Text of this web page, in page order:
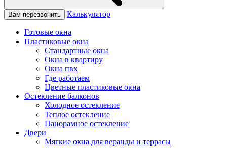
Вам перезвонить Калькулятор
Готовые окна
Пластиковые окна
Стандартные окна
Окна в квартиру
Окна пвх
Где работаем
Цветные пластиковые окна
Остекление балконов
Холодное остекление
Теплое остекление
Панорамное остекление
Двери
Мягкие окна для веранды и террасы